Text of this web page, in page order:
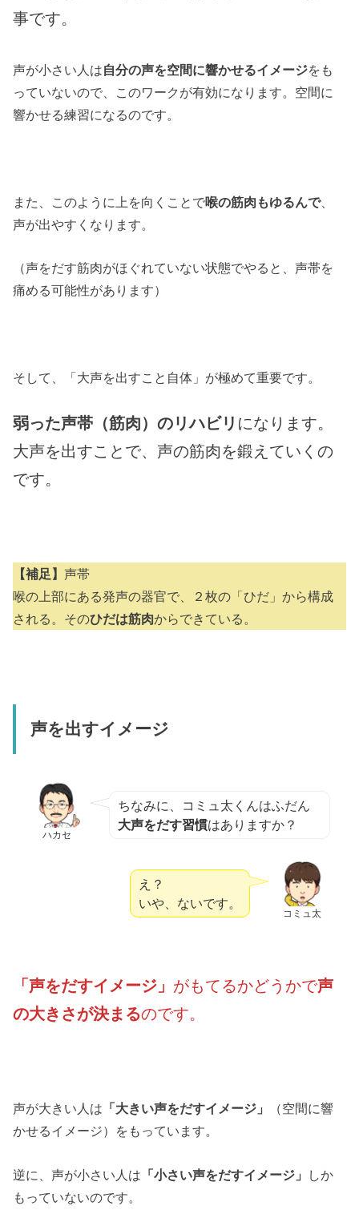
事です。
声が小さい人は自分の声を空間に響かせるイメージをも
っていないので、このワークが有効になります。空間に
響かせる練習になるのです。
また、このように上を向くことで喉の筋肉もゆるんで、
声が出やすくなります。
（声をだす筋肉がほぐれていない状態でやると、声帯を
痛める可能性があります）
そして、「大声を出すこと自体」が極めて重要です。
弱った声帯（筋肉）のリハビリ になります。
大声を出すことで、声の筋肉を鍛えていくの
です。
【補足】声帯
喉の上部にある発声の器官で、２枚の「ひだ」から構成
される。そのひだは筋肉からできている。
声を出すイメージ
ハカセ
ちなみに、コミュ太くんはふだん
大声をだす習慣はありますか？
コミュ太
え？
いや、ないです。
「声をだすイメージ」 がもてるかどうかで声
の大きさが決まるのです。
声が大きい人は 「大きい声をだすイメージ」
（空間に響
かせるイメージ）をもっています。
逆に、声が小さい人は 「小さい声をだすイメージ」
しか
もっていないのです。